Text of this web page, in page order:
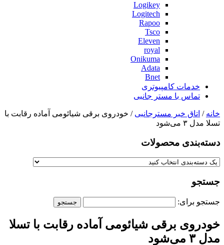
Logikey
Logitech
Rapoo
Tsco
Eleven
royal
Onikuma
Adata
Bnet
خدمات کامپیوتری
تماس با مستر جانبی
خانه / اتاق خبر مسترجانبی / خودروی برقی شیائومی آماده رقابت با
تسلا مدل ۳ می‌شود
دسته‌بندی‌ محصولات
جستجو
جستجو برای:
خودروی برقی شیائومی آماده رقابت با تسلا
مدل ۳ می‌شود